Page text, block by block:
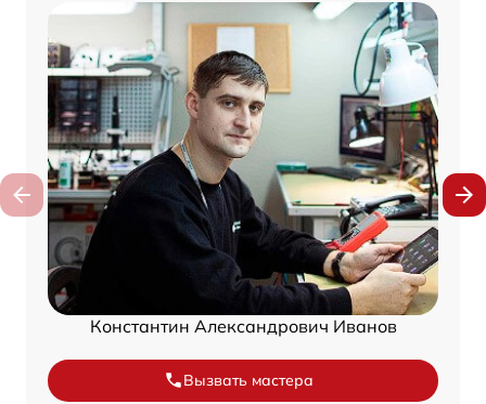
Константин Александрович Иванов
Вызвать мастера